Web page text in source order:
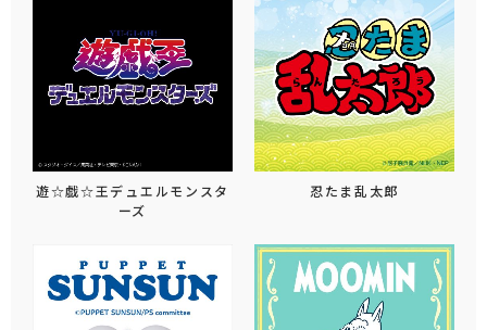
遊☆戯☆王デュエルモンスタ
ーズ
忍たま乱太郎